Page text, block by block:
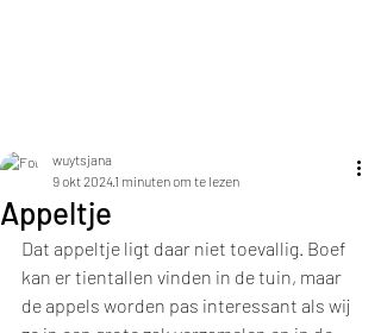
Appeltje
wuytsjana
9 okt 20241 minuten om te lezen
Dat appeltje ligt daar niet toevallig. Boef
kan er tientallen vinden in de tuin, maar
de appels worden pas interessant als wij